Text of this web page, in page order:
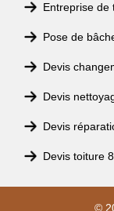
Entreprise de
Pose de
Devis
Devis
Devis
Devis toiture
©